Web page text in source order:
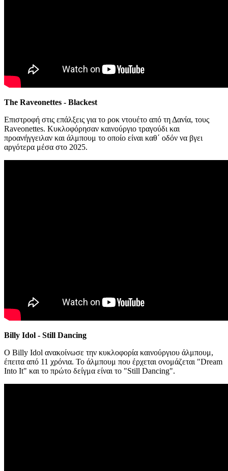
The Raveonettes - Blackest
Επιστροφή στις επάλξεις για το ροκ ντουέτο από τη Δανία, τους
Raveonettes. Κυκλοφόρησαν καινούργιο τραγούδι και
προανήγγειλαν και άλμπουμ το οποίο είναι καθ΄ οδόν να βγει
αργότερα μέσα στο 2025.
Billy Idol - Still Dancing
Ο Billy Idol ανακοίνωσε την κυκλοφορία καινούργιου άλμπουμ,
έπειτα από 11 χρόνια. Το άλμπουμ που έρχεται ονομάζεται "Dream
Into It" και το πρώτο δείγμα είναι το "Still Dancing".